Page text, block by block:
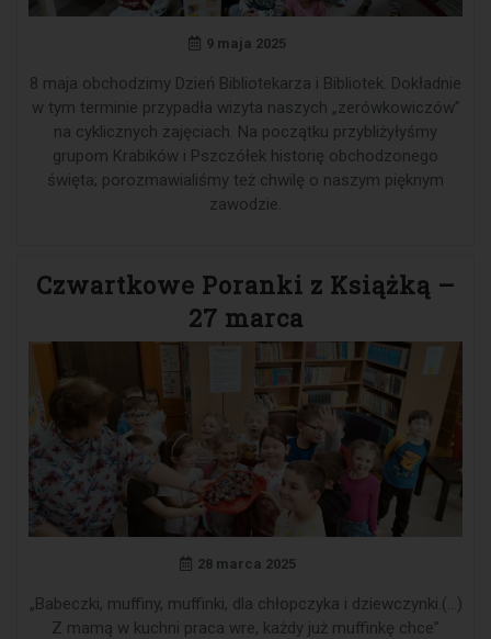
9 maja 2025
8 maja obchodzimy Dzień Bibliotekarza i Bibliotek. Dokładnie
w tym terminie przypadła wizyta naszych „zerówkowiczów”
na cyklicznych zajęciach. Na początku przybliżyłyśmy
grupom Krabików i Pszczółek historię obchodzonego
święta; porozmawialiśmy też chwilę o naszym pięknym
zawodzie.
Czwartkowe Poranki z Książką –
27 marca
28 marca 2025
„Babeczki, muffiny, muffinki, dla chłopczyka i dziewczynki.(…)
Z mamą w kuchni praca wre, każdy już muffinkę chce”